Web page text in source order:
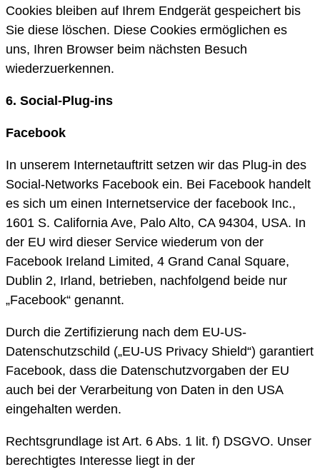
Cookies bleiben auf Ihrem Endgerät gespeichert bis
Sie diese löschen. Diese Cookies ermöglichen es
uns, Ihren Browser beim nächsten Besuch
wiederzuerkennen.
6. Social-Plug-ins
Facebook
In unserem Internetauftritt setzen wir das Plug-in des
Social-Networks Facebook ein. Bei Facebook handelt
es sich um einen Internetservice der facebook Inc.,
1601 S. California Ave, Palo Alto, CA 94304, USA. In
der EU wird dieser Service wiederum von der
Facebook Ireland Limited, 4 Grand Canal Square,
Dublin 2, Irland, betrieben, nachfolgend beide nur
„Facebook“ genannt.
Durch die Zertifizierung nach dem EU-US-
Datenschutzschild („EU-US Privacy Shield“) garantiert
Facebook, dass die Datenschutzvorgaben der EU
auch bei der Verarbeitung von Daten in den USA
eingehalten werden.
Rechtsgrundlage ist Art. 6 Abs. 1 lit. f) DSGVO. Unser
berechtigtes Interesse liegt in der